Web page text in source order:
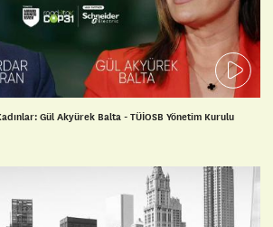
Gül Akyürek Balta - TÜİOSB Yönetim Kurulu